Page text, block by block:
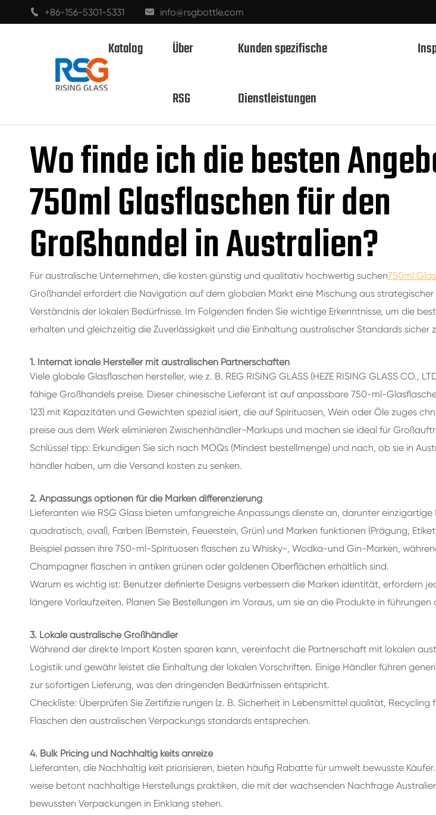
 +86-156-5301-5331  info@rsgbottle.com
Katalog
WEINGLAS FLASCHEN
CHAMPAGNER-GLASFLASCHEN
BIERFLASCHEN
ÖL-FLASCHEN
GETRÄNKE FLASCHEN AUS GLAS
GLAS GLÄSER
KAPPE/VERSCHLÜSSE/ETIKETTEN FÜR GLAS
700ml Spirituosen Glasflaschen
500ml Spirituosen Glasflaschen
1L Spirituosen Glasflaschen
100ml Spirituosen Glasflaschen
250ml Spirituosen Glasflaschen
375ml Spirituosen Glasflaschen
150ml Spirituosen Glasflaschen
Über
RSG
Kunden spezifische
Dienstleistungen
Zuhause Blog
Wo finde ich die besten
750ml Glasflaschen für den
Großhandel in Australien?
Für australische Unternehmen, die kosten günstig und qualitativ hochwertig suchen750ml
Großhandel erfordert die Navigation auf dem globalen Markt eine Mischung aus
Verständnis der lokalen Bedürfnisse. Im Folgenden finden Sie wichtige Erkenntnisse, um die
erhalten und gleichzeitig die Zuverlässigkeit und die Einhaltung australischer Standards sicher
1. Internat ionale Hersteller mit australischen Partnerschaften
Viele globale Glasflaschen hersteller, wie z. B. REG RISING GLASS (HEZE RISING GLASS CO.,
fähige Großhandels preise. Dieser chinesische Lieferant ist auf anpassbare 750-ml-
123) mit Kapazitäten und Gewichten spezial isiert, die auf Spirituosen, Wein oder Öle zuges
preise aus dem Werk eliminieren Zwischenhändler-Markups und machen sie ideal für
Schlüssel tipp: Erkundigen Sie sich nach MOQs (Mindest bestellmenge) und nach, ob sie in
händler haben, um die Versand kosten zu senken.
2. Anpassungs optionen für die Marken differenzierung
Lieferanten wie RSG Glass bieten umfangreiche Anpassungs dienste an, darunter einzigartige
quadratisch, oval), Farben (Bernstein, Feuerstein, Grün) und Marken funktionen (Prägung,
Beispiel passen ihre 750-ml-Spirituosen flaschen zu Whisky-, Wodka-und Gin-Marken,
Champagner flaschen in antiken grünen oder goldenen Oberflächen erhältlich sind.
Warum es wichtig ist: Benutzer definierte Designs verbessern die Marken identität, erfordern
längere Vorlaufzeiten. Planen Sie Bestellungen im Voraus, um sie an die Produkte in führungen
3. Lokale australische Großhändler
Während der direkte Import Kosten sparen kann, vereinfacht die Partnerschaft mit lokalen
Logistik und gewähr leistet die Einhaltung der lokalen Vorschriften. Einige Händler führen
zur sofortigen Lieferung, was den dringenden Bedürfnissen entspricht.
Checkliste: Überprüfen Sie Zertifizie rungen (z. B. Sicherheit in Lebensmittel qualität, Recycling
Flaschen den australischen Verpackungs standards entsprechen.
4. Bulk Pricing und Nachhaltig keits anreize
Lieferanten, die Nachhaltig keit priorisieren, bieten häufig Rabatte für umwelt bewusste Käufer.
weise betont nachhaltige Herstellungs praktiken, die mit der wachsenden Nachfrage
bewussten Verpackungen in Einklang stehen.